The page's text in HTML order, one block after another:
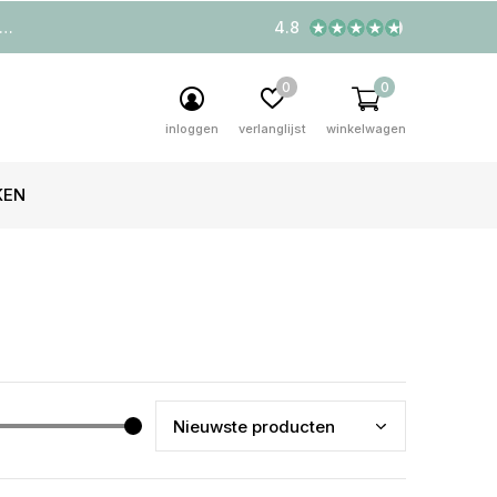
inloggen verlanglijst
0
winkelwagen
0
4.8